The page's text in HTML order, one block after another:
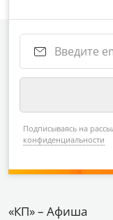
Подписываясь на
конфиденциальности
«КП» – Афиша